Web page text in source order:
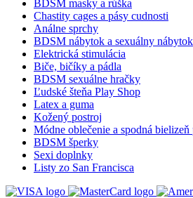
BDSM masky a rúška
Chastity cages a pásy cudnosti
Análne sprchy
BDSM nábytok a sexuálny nábytok
Elektrická stimulácia
Biče, bičíky a pádla
BDSM sexuálne hračky
Ľudské šteňa Play Shop
Latex a guma
Kožený postroj
Módne oblečenie a spodná bielizeň
BDSM šperky
Sexi doplnky
Listy zo San Francisca